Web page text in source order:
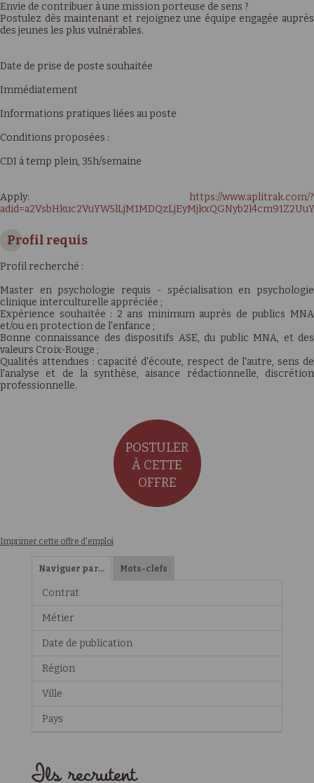
Envie de contribuer à une mission porteuse de sens ?
Postulez dès maintenant et rejoignez une équipe engagée auprès
des jeunes les plus vulnérables.
Date de prise de poste souhaitée
Immédiatement
Informations pratiques liées au poste
Conditions proposées :
CDI à temp plein, 35h/semaine
Apply: https://www.aplitrak.com/?
Profil requis
Profil recherché :
Master en psychologie requis - spécialisation en psychologie
clinique interculturelle appréciée ;
Expérience souhaitée : 2 ans minimum auprès de publics MNA
et/ou en protection de l'enfance ;
Bonne connaissance des dispositifs ASE, du public MNA, et des
valeurs Croix-Rouge ;
Qualités attendues : capacité d'écoute, respect de l'autre, sens de
l'analyse et de la synthèse, aisance rédactionnelle, discrétion
professionnelle.
POSTULER
À CETTE
OFFRE
Imprimer cette offre d'emploi
Naviguer par… Mots-clefs
Contrat
Métier
Date de publication
Région
Ville
Pays
Ils recrutent